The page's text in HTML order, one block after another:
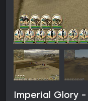
Imperial Glory